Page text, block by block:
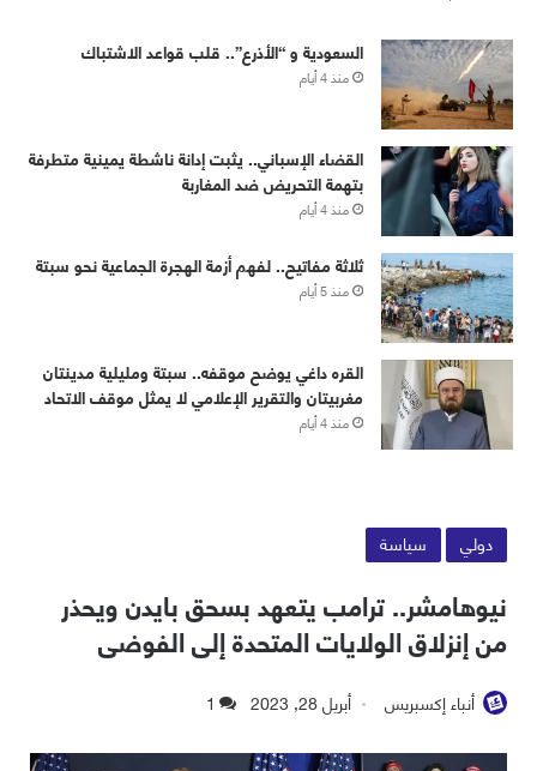
‏⁧‫السعودية‬⁩ و “الأذرع”.. قلب قواعد الاشتباك
منذ 4 أيام
القضاء الإسباني.. يثبت إدانة ناشطة يمينية متطرفة
بتهمة التحريض ضد المغاربة
منذ 4 أيام
ثلاثة مفاتيح.. لفهم أزمة الهجرة الجماعية نحو سبتة
منذ 5 أيام
القره داغي يوضح موقفه.. سبتة ومليلية مدينتان
مغربيتان والتقرير الإعلامي لا يمثل موقف الاتحاد
منذ 4 أيام